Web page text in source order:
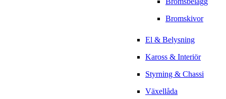
Bromskivor
El & Belysning
Kaross & Interiör
Styrning & Chassi
Växellåda